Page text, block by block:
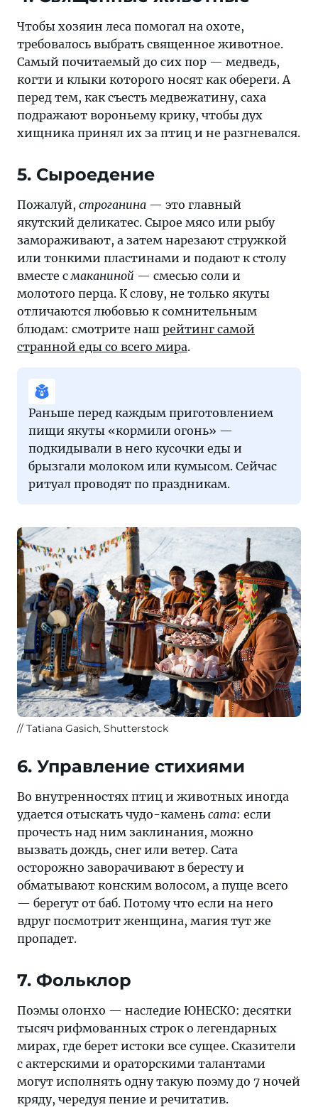
Чтобы хозяин леса помогал на охоте,
требовалось выбрать священное животное.
Самый почитаемый до сих пор — медведь,
когти и клыки которого носят как обереги. А
перед тем, как съесть медвежатину, саха
подражают вороньему крику, чтобы дух
хищника принял их за птиц и не разгневался.
5. Сыроедение
Пожалуй, строганина — это главный
якутский деликатес. Сырое мясо или рыбу
замораживают, а затем нарезают стружкой
или тонкими пластинами и подают к столу
вместе смаканиной — смесью соли и
молотого перца. К слову, не только якуты
отличаются любовью к сомнительным
блюдам: смотрите наш рейтинг самой
странной еды со всего мира.
Раньше перед каждым приготовлением
пищи якуты «кормили огонь» —
подкидывали в него кусочки еды и
брызгали молоком или кумысом. Сейчас
ритуал проводят по праздникам.
Tatiana Gasich, Shutterstock
6. Управление стихиями
Во внутренностях птиц и животных иногда
удается отыскать чудо-камень сата: если
прочесть над ним заклинания, можно
вызвать дождь, снег или ветер. Сата
осторожно заворачивают в бересту и
обматывают конским волосом, а пуще всего
— берегут от баб. Потому что если на него
вдруг посмотрит женщина, магия тут же
пропадет.
7. Фольклор
Поэмы олонхо — наследие ЮНЕСКО: десятки
тысяч рифмованных строк о легендарных
мирах, где берет истоки все сущее. Сказители
с актерскими и ораторскими талантами
могут исполнять одну такую поэму до 7 ночей
кряду, чередуя пение и речитатив.